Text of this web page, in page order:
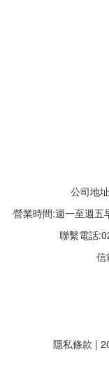
公司地
營業時間:週一至週
聯繫電話
信
隱私條款 |